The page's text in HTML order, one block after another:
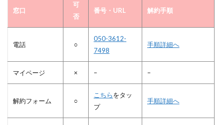
窓口
可
否
番号・URL 解約手順
電話 ○
050-3612-
7498
手順詳細へ
マイページ × – –
解約フォーム ○
こちらをタッ
プ
手順詳細へ